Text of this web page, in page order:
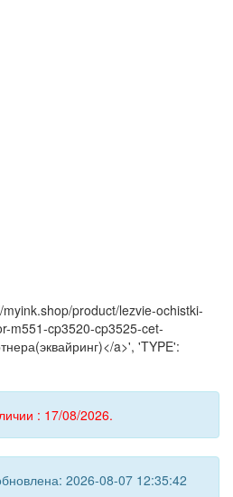
product/lezvie-ochistki-
m551-cp3520-cp3525-cet-
a>', 'TYPE':
: 17/08/2026.
2026-08-07 12:35:42